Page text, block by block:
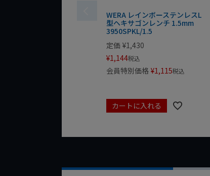
WERA レインボーステンレスL
型ヘキサゴンレンチ 1.5mm
3950SPKL/1.5
定価 ¥1,430
¥1,144税込
会員特別価格 ¥1,115税込
カートに入れる